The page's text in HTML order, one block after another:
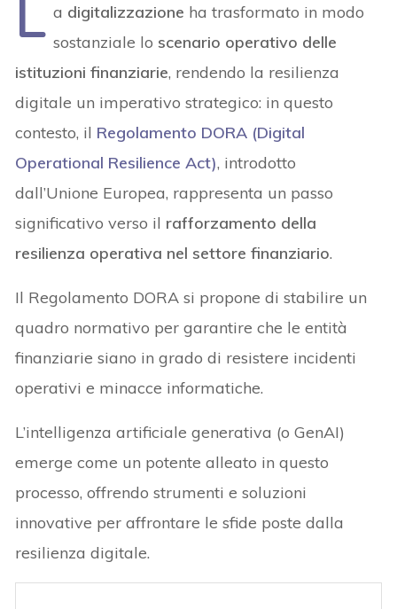
L a digitalizzazione ha trasformato in modo
sostanziale lo scenario operativo delle
istituzioni finanziarie, rendendo la resilienza
digitale un imperativo strategico: in questo
contesto, il Regolamento DORA (Digital
Operational Resilience Act), introdotto
dall’Unione Europea, rappresenta un passo
significativo verso il rafforzamento della
resilienza operativa nel settore finanziario.
Il Regolamento DORA si propone di stabilire un
quadro normativo per garantire che le entità
finanziarie siano in grado di resistere incidenti
operativi e minacce informatiche.
L’intelligenza artificiale generativa (o GenAI)
emerge come un potente alleato in questo
processo, offrendo strumenti e soluzioni
innovative per affrontare le sfide poste dalla
resilienza digitale.